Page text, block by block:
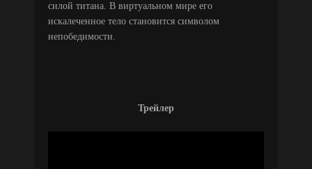
силой титана. В виртуальном мире его
искалеченное тело становится символом
непобедимости.
Трейлер